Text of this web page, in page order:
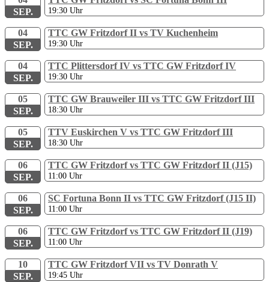
SEP.
19:30 Uhr
04
SEP.
TTC GW Fritzdorf II vs TV Kuchenheim
19:30 Uhr
04
SEP.
TTC Plittersdorf IV vs TTC GW Fritzdorf IV
19:30 Uhr
05
SEP.
TTC GW Brauweiler III vs TTC GW Fritzdorf III
18:30 Uhr
05
SEP.
TTV Euskirchen V vs TTC GW Fritzdorf III
18:30 Uhr
06
SEP.
TTC GW Fritzdorf vs TTC GW Fritzdorf II (J15)
11:00 Uhr
06
SEP.
SC Fortuna Bonn II vs TTC GW Fritzdorf (J15 II)
11:00 Uhr
06
SEP.
TTC GW Fritzdorf vs TTC GW Fritzdorf II (J19)
11:00 Uhr
10
SEP.
TTC GW Fritzdorf VII vs TV Donrath V
19:45 Uhr